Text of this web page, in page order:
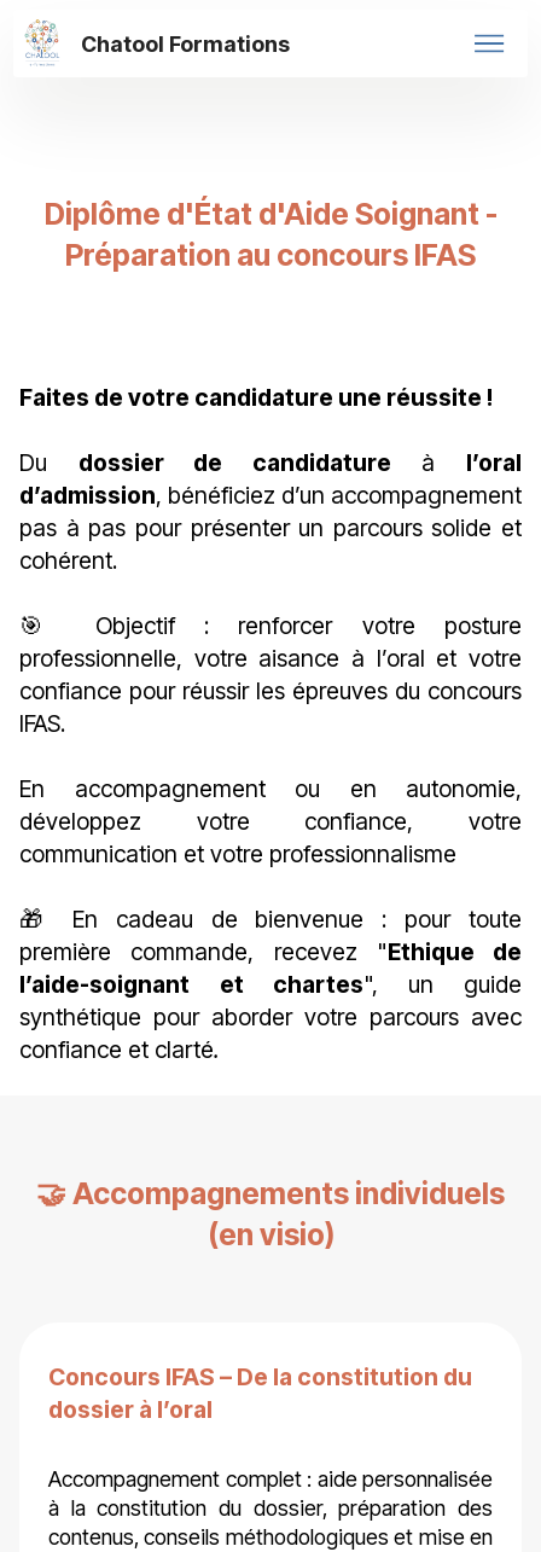
Chatool Formations
Diplôme d'État d'Aide Soignant -
Préparation au concours IFAS
Faites de votre candidature une réussite !
Du dossier de candidature à l’oral
d’admission, bénéficiez d’un accompagnement
pas à pas pour présenter un parcours solide et
cohérent.
🎯 Objectif : renforcer votre posture
professionnelle, votre aisance à l’oral et votre
confiance pour réussir les épreuves du concours
IFAS.
En accompagnement ou en autonomie,
développez votre confiance, votre
communication et votre professionnalisme
🎁 En cadeau de bienvenue : pour toute
première commande, recevez "Ethique de
l’aide-soignant et chartes",
un guide
synthétique pour aborder votre parcours avec
confiance et clarté.
🤝 Accompagnements individuels
(en visio)
Concours IFAS – De la constitution du
dossier à l’oral
Accompagnement complet : aide personnalisée
à la constitution du dossier, préparation des
contenus, conseils méthodologiques et mise en